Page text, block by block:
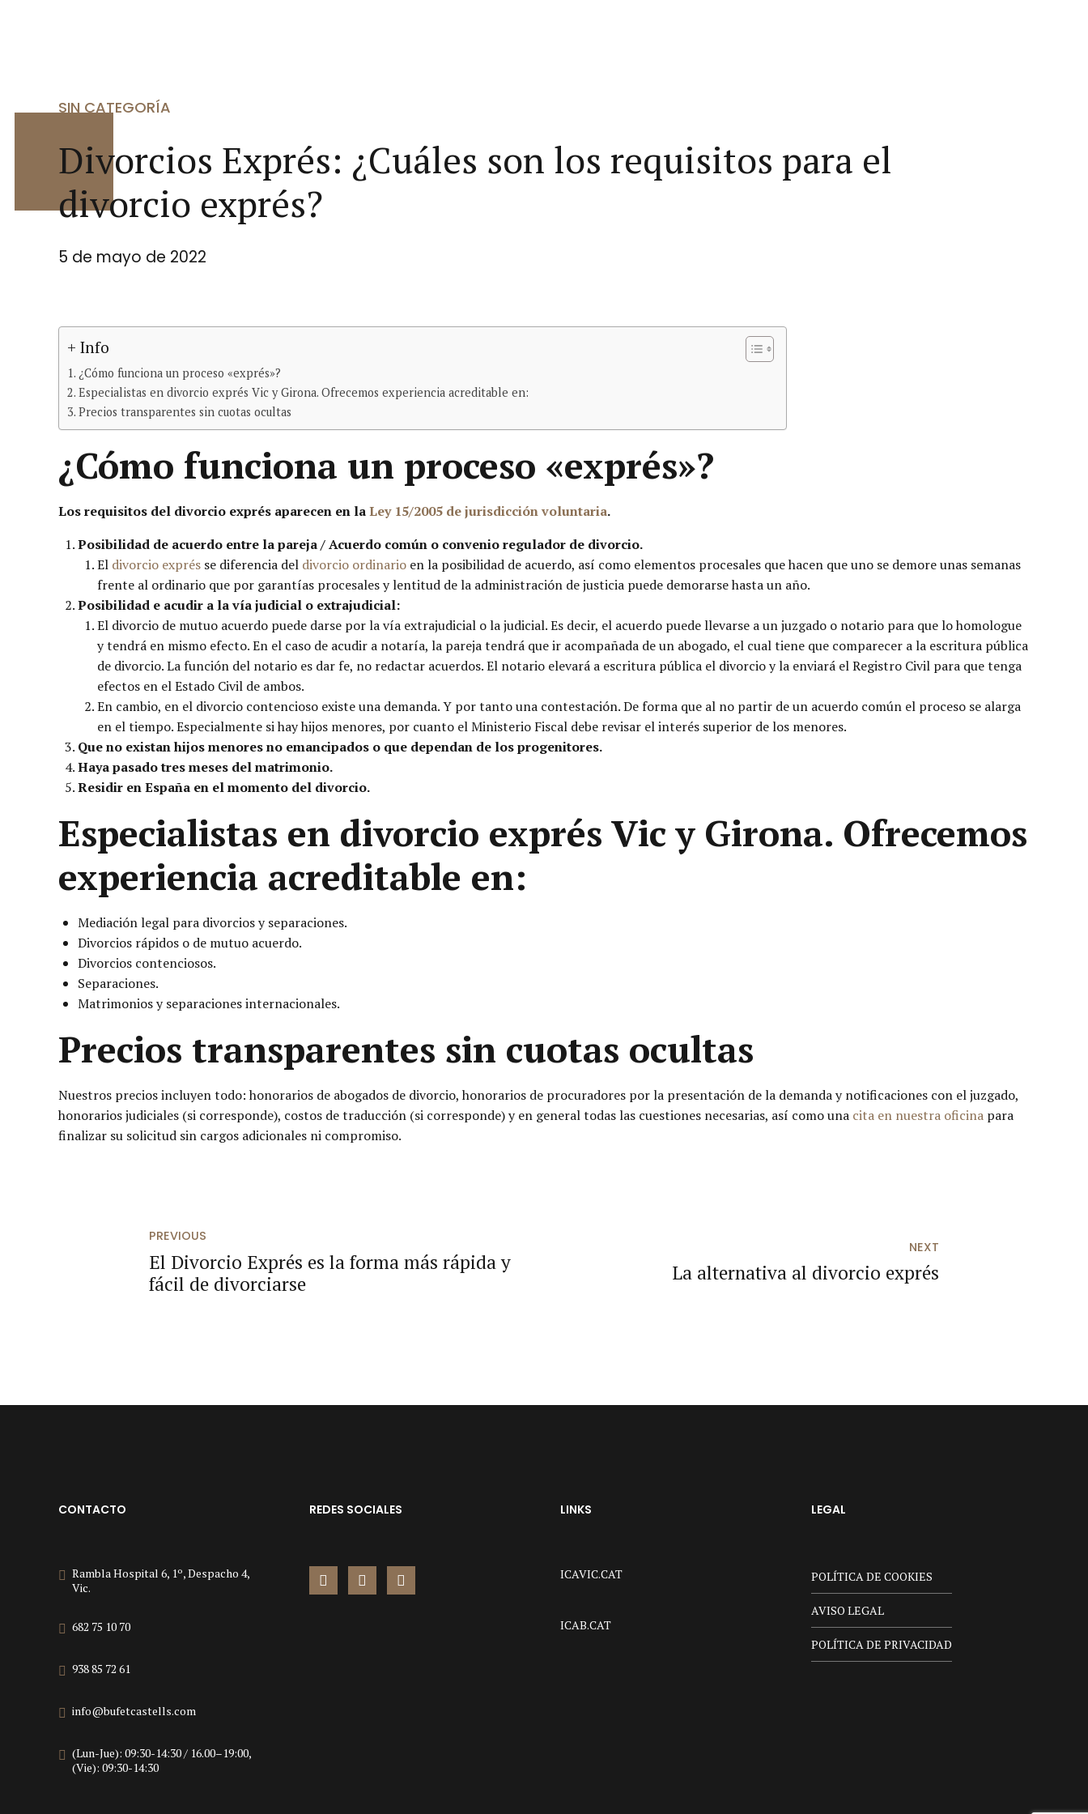
SIN CATEGORÍA
Divorcios Exprés: ¿Cuáles son los requisitos para el
divorcio exprés?
5 de mayo de 2022
+ Info
¿Cómo funciona un proceso «exprés»?
Especialistas en divorcio exprés Vic y Girona. Ofrecemos experiencia acreditable en:
Precios transparentes sin cuotas ocultas
¿Cómo funciona un proceso «exprés»?
Los requisitos del divorcio exprés aparecen en laLey 15/2005 de jurisdicción voluntaria.
Posibilidad de acuerdo entre la pareja / Acuerdo común o convenio regulador de divorcio.
El divorcio exprés se diferencia del divorcio ordinario en la posibilidad de acuerdo, así como elementos procesales que hacen que uno se demore unas semanas
frente al ordinario que por garantías procesales y lentitud de la administración de justicia puede demorarse hasta un año.
Posibilidad e acudir a la vía judicial o extrajudicial:
El divorcio de mutuo acuerdo puede darse por la vía extrajudicial o la judicial. Es decir, el acuerdo puede llevarse a un juzgado o notario para que lo homologue
y tendrá en mismo efecto. En el caso de acudir a notaría, la pareja tendrá que ir acompañada de un abogado, el cual tiene que comparecer a la escritura pública
de divorcio. La función del notario es dar fe, no redactar acuerdos. El notario elevará a escritura pública el divorcio y la enviará el Registro Civil para que tenga
efectos en el Estado Civil de ambos.
En cambio, en el divorcio contencioso existe una demanda. Y por tanto una contestación. De forma que al no partir de un acuerdo común el proceso se alarga
en el tiempo. Especialmente si hay hijos menores, por cuanto el Ministerio Fiscal debe revisar el interés superior de los menores.
Que no existan hijos menores no emancipados o que dependan de los progenitores.
Haya pasado tres meses del matrimonio.
Residir en España en el momento del divorcio.
Especialistas en divorcio exprés Vic y Girona. Ofrecemos
experiencia acreditable en:
Mediación legal para divorcios y separaciones.
Divorcios rápidos o de mutuo acuerdo.
Divorcios contenciosos.
Separaciones.
Matrimonios y separaciones internacionales.
Precios transparentes sin cuotas ocultas
Nuestros precios incluyen todo: honorarios de abogados de divorcio, honorarios de procuradores por la presentación de la demanda y notificaciones con el juzgado,
honorarios judiciales (si corresponde), costos de traducción (si corresponde) y en general todas las cuestiones necesarias, así como una cita en nuestra oficina para
finalizar su solicitud sin cargos adicionales ni compromiso.
PREVIOUS
El Divorcio Exprés es la forma más rápida y
fácil de divorciarse
NEXT
La alternativa al divorcio exprés
CONTACTO
Rambla Hospital 6, 1º, Despacho 4,
Vic.
682 75 10 70
938 85 72 61
info@bufetcastells.com
(Lun-Jue): 09:30-14:30 / 16.00–19:00,
(Vie): 09:30-14:30
REDES SOCIALES LINKS
ICAVIC.CAT
ICAB.CAT
LEGAL
POLÍTICA DE COOKIES
AVISO LEGAL
POLÍTICA DE PRIVACIDAD